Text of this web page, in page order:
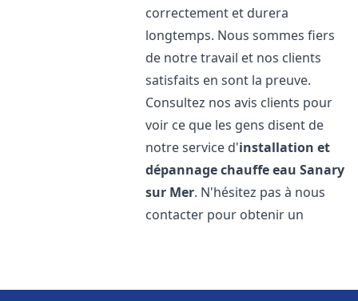
correctement et durera
longtemps. Nous sommes fiers
de notre travail et nos clients
satisfaits en sont la preuve.
Consultez nos avis clients pour
voir ce que les gens disent de
notre service d'installation et
dépannage chauffe eau Sanary
sur Mer. N'hésitez pas à nous
contacter pour obtenir un